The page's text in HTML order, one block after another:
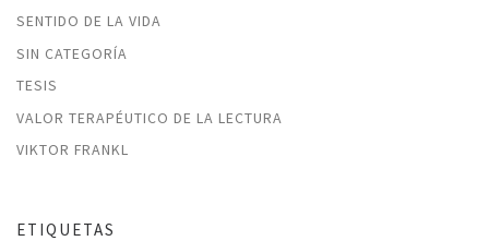
SENTIDO DE LA VIDA
SIN CATEGORÍA
TESIS
VALOR TERAPÉUTICO DE LA LECTURA
VIKTOR FRANKL
ETIQUETAS